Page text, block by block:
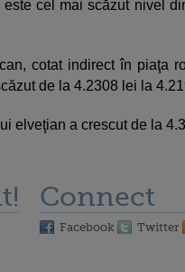
este cel mai scăzut nivel
cotat indirect în piaţa
de la 4.2308 lei la
elveţian a crescut de la
Connect
Facebook Twitter